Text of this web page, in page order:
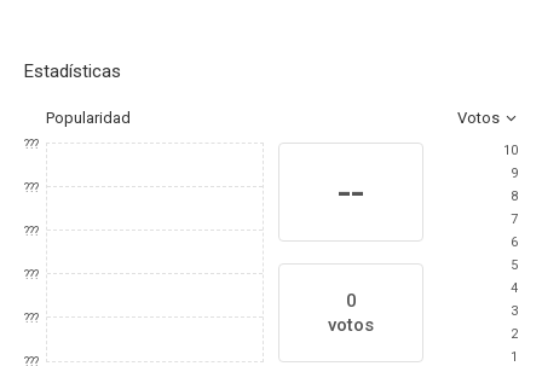
Estadísticas
Popularidad Votos
???
???
???
???
???
???
--
0
votos
10
9
8
7
6
5
4
3
2
1